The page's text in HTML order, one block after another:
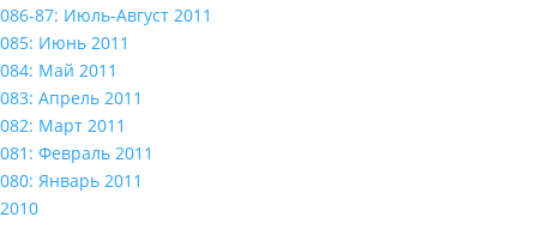
086-87: Июль-Август 2011
085: Июнь 2011
084: Май 2011
083: Апрель 2011
082: Март 2011
081: Февраль 2011
080: Январь 2011
2010